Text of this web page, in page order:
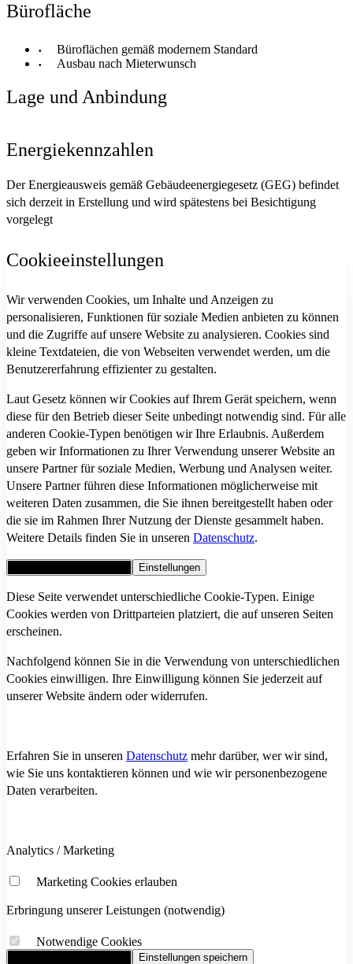
Bürofläche
Büroflächen gemäß modernem Standard
Ausbau nach Mieterwunsch
Lage und Anbindung
Energiekennzahlen
Der Energieausweis gemäß Gebäudeenergiegesetz (GEG) befindet
sich derzeit in Erstellung und wird spätestens bei Besichtigung
vorgelegt
Cookieeinstellungen
Wir verwenden Cookies, um Inhalte und Anzeigen zu
personalisieren, Funktionen für soziale Medien anbieten zu können
und die Zugriffe auf unsere Website zu analysieren. Cookies sind
kleine Textdateien, die von Webseiten verwendet werden, um die
Benutzererfahrung effizienter zu gestalten.
Laut Gesetz können wir Cookies auf Ihrem Gerät speichern, wenn
diese für den Betrieb dieser Seite unbedingt notwendig sind. Für alle
anderen Cookie-Typen benötigen wir Ihre Erlaubnis. Außerdem
geben wir Informationen zu Ihrer Verwendung unserer Website an
unsere Partner für soziale Medien, Werbung und Analysen weiter.
Unsere Partner führen diese Informationen möglicherweise mit
weiteren Daten zusammen, die Sie ihnen bereitgestellt haben oder
die sie im Rahmen Ihrer Nutzung der Dienste gesammelt haben.
Weitere Details finden Sie in unseren Datenschutz.
Einstellungen
Diese Seite verwendet unterschiedliche Cookie-Typen. Einige
Cookies werden von Drittparteien platziert, die auf unseren Seiten
erscheinen.
Nachfolgend können Sie in die Verwendung von unterschiedlichen
Cookies einwilligen. Ihre Einwilligung können Sie jederzeit auf
unserer Website ändern oder widerrufen.
Erfahren Sie in unseren Datenschutz mehr darüber, wer wir sind,
wie Sie uns kontaktieren können und wie wir personenbezogene
Daten verarbeiten.
Analytics / Marketing
Marketing Cookies erlauben
Erbringung unserer Leistungen (notwendig)
Notwendige Cookies
Einstellungen speichern